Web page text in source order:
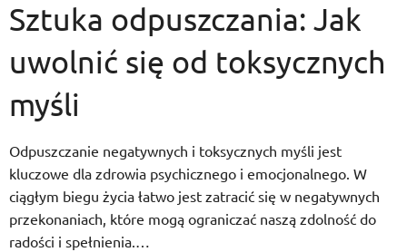
Sztuka odpuszczania: Jak
uwolnić się od toksycznych
myśli
Odpuszczanie negatywnych i toksycznych myśli jest
kluczowe dla zdrowia psychicznego i emocjonalnego. W
ciągłym biegu życia łatwo jest zatracić się w negatywnych
przekonaniach, które mogą ograniczać naszą zdolność do
radości i spełnienia.…